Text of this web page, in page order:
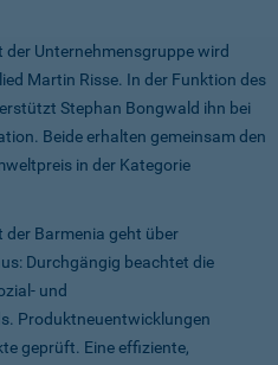
Unternehmensgruppe wird
Martin Risse. In der Funktion des
Stephan Bongwald ihn bei
Beide erhalten gemeinsam den
in der Kategorie
Barmenia geht über
Durchgängig beachtet die
und
Produktneuentwicklungen
geprüft. Eine effiziente,